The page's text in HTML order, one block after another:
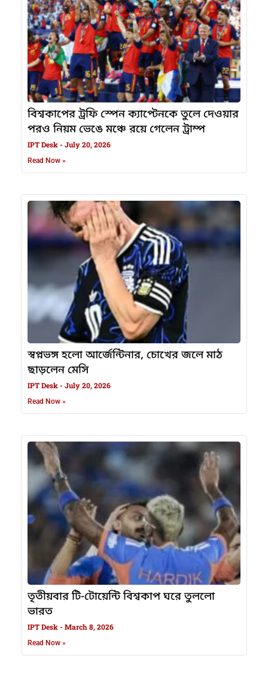
বিশ্বকাপের ট্রফি স্পেন ক্যাপ্টেনকে তুলে দেওয়ার
পরও নিয়ম ভেঙে মঞ্চে রয়ে গেলেন ট্রাম্প
IPT Desk July 20, 2026
Read Now »
স্বপ্নভঙ্গ হলো আর্জেন্টিনার, চোখের জলে মাঠ
ছাড়লেন মেসি
IPT Desk July 20, 2026
Read Now »
তৃতীয়বার টি-টোয়েন্টি বিশ্বকাপ ঘরে তুললো
ভারত
IPT Desk March 8, 2026
Read Now »